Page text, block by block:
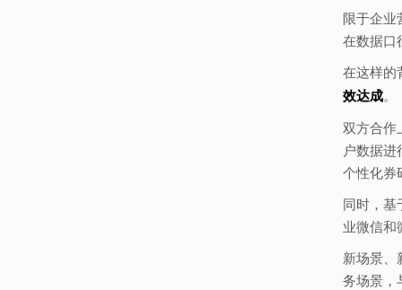
限于企业
在数据口
在这样的
效达成。
双方合作
户数据
个性化券
同时，基
业微信和
新场景、
务场景，